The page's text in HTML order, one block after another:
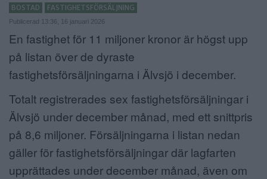
ANNONSERA
NÄRINGSLIV
MER
BOSTAD FASTIGHETSFÖRSÄLJNING
Publicerad 13:36, 16 januari 2026
En fastighet för 11 miljoner kronor är högst upp
på listan över de dyraste
fastighetsförsäljningarna i Älvsjö i december.
Totalt registrerades sex fastighetsförsäljningar i
Älvsjö under december månad, med ett snittpris
på 8,6 miljoner. Försäljningarna i listan nedan
gäller för fastighetsförsäljningar där lagfarten
upprättades under december månad, även om